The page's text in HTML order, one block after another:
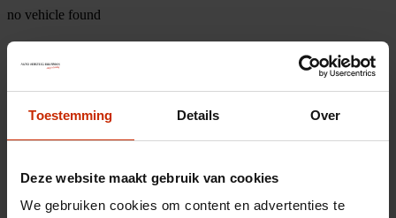
Toestemming Details Over
Deze website maakt gebruik van cookies
We gebruiken cookies om content en advertenties te
no vehicle found